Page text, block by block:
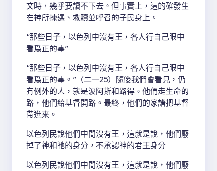
文時，幾乎要讀不下去。但事實上，這的確發生
在神所揀選、救贖並呼召的子民身上。
“那些日子，以色列中沒有王，各人行自己眼中
看爲正的事”
“那些日子，以色列中沒有王，各人行自己眼中
看爲正的事。”（二一25）隨後我們會看見，仍
有例外的人，就是波阿斯和路得。他們走生命的
路，他們給基督開路。最終，他們的家譜把基督
帶進來。
以色列民說他們中間沒有王，這就是說，他們廢
掉了神和祂的身分，不承認神的君王身分
以色列民說他們中間沒有王，這就是說，他們廢